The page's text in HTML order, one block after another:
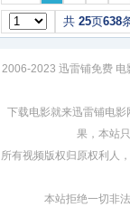
共 25页638
2006-2023 迅雷铺免费 电
下载电影就来迅雷铺电影
果，本站
所有视频版权归原权利人
本站拒绝一切非